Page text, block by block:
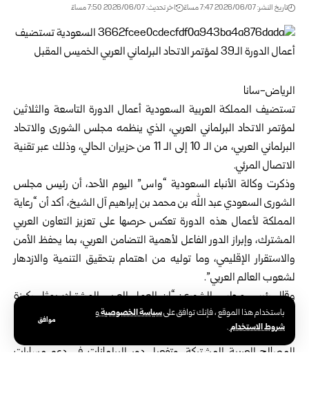
باستخدام هذا الموقع ، فإنك توافق علىسياسة الخصوصيةو
شروط الاستخدام.
موافق
تاريخ النشر: 2026/06/07 7:47 مساءً اخر تحديث: 2026/06/07 7:50 مساءً
الرياض-سانا
تستضيف المملكة العربية السعودية أعمال الدورة التاسعة والثلاثين
لمؤتمر الاتحاد البرلماني العربي، الذي ينظمه مجلس الشورى والاتحاد
البرلماني العربي، من الـ 10 إلى الـ 11 من حزيران الحالي، وذلك عبر تقنية
الاتصال المرئي.
وذكرت وكالة الأنباء السعودية “واس” اليوم الأحد، أن رئيس مجلس
الشورى السعودي عبد الله بن محمد بن إبراهيم آل الشيخ، أكد أن “رعاية
المملكة لأعمال هذه الدورة تعكس حرصها على تعزيز التعاون العربي
المشترك، وإبراز الدور الفاعل لأهمية التضامن العربي، بما يحفظ الأمن
والاستقرار الإقليمي، وما توليه من اهتمام بتحقيق التنمية والازدهار
لشعوب العالم العربي”.
وقال رئيس مجلس الشورى: “إن العمل العربي المشترك يمثل ركيزة
أساسية لمواجهة التحديات الراهنة، ومنطلقاً مهماً لتوحيد المواقف
وتنسيق الجهود البرلمانية؛ بما يُسهم في تعزيز الاستقرار، وحماية
المصالح العربية المشتركة، وتفعيل دور البرلمانات في دعم مسارات